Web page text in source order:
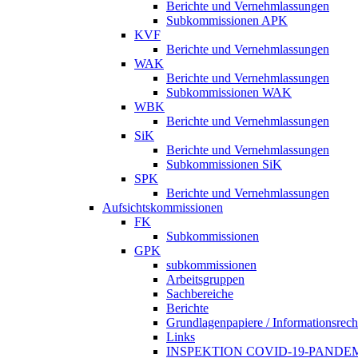
Berichte und Vernehmlassungen
Subkommissionen APK
KVF
Berichte und Vernehmlassungen
WAK
Berichte und Vernehmlassungen
Subkommissionen WAK
WBK
Berichte und Vernehmlassungen
SiK
Berichte und Vernehmlassungen
Subkommissionen SiK
SPK
Berichte und Vernehmlassungen
Aufsichtskommissionen
FK
Subkommissionen
GPK
subkommissionen
Arbeitsgruppen
Sachbereiche
Berichte
Grundlagenpapiere /
Links
INSPEKTION COVID-19-